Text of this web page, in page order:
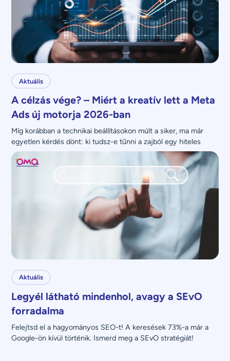
Aktuális
A célzás vége? – Miért a kreatív lett a Meta
Ads új motorja 2026-ban
Míg korábban a technikai beállításokon múlt a siker, ma már
egyetlen kérdés dönt: ki tudsz-e tűnni a zajból egy hiteles
üzenettel?
Aktuális
Legyél látható mindenhol, avagy a SEvO
forradalma
Felejtsd el a hagyományos SEO-t! A keresések 73%-a már a
Google-ön kívül történik. Ismerd meg a SEvO stratégiát!